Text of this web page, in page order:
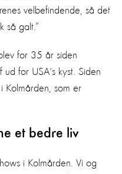
velbefindende, så det
så galt.”
for 35 år siden
for USA's kyst. Siden
som er
et bedre liv
i Kolmården. Vi og